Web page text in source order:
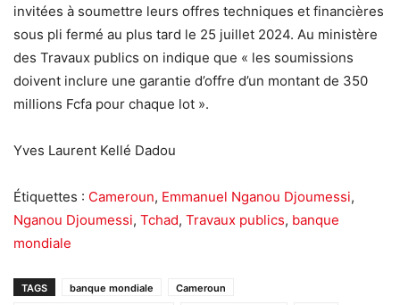
invitées à soumettre leurs offres techniques et financières
sous pli fermé au plus tard le 25 juillet 2024. Au ministère
des Travaux publics on indique que « les soumissions
doivent inclure une garantie d’offre d’un montant de 350
millions Fcfa pour chaque lot ».
Yves Laurent Kellé Dadou
Étiquettes : Cameroun, Emmanuel Nganou Djoumessi,
Nganou Djoumessi, Tchad, Travaux publics, banque
mondiale
TAGS banque mondiale
Cameroun